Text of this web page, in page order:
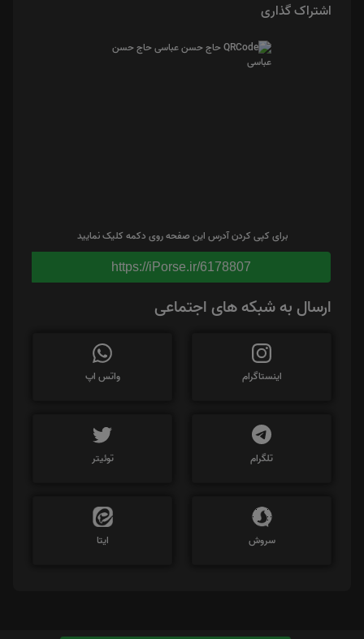
اشتراک گذاری
برای کپی کردن آدرس این صفحه روی دکمه کلیک نمایید
https://iPorse.ir/6178807
ارسال به شبکه های اجتماعی
اینستاگرام واتس اپ
تلگرام توئیتر
سروش ایتا